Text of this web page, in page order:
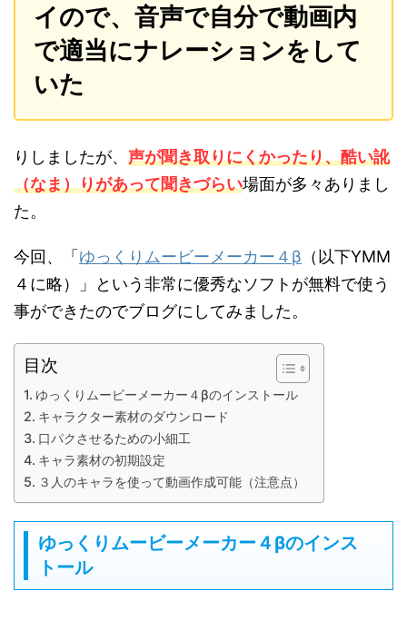
イので、音声で自分で動画内
で適当にナレーションをして
いた
りしましたが、 声が聞き取りにくかったり、酷い訛
（なま）りがあって聞きづらい場面が多々ありまし
た。
今回、「 ゆっくりムービーメーカー４β （以下YMM
４に略）」という非常に優秀なソフトが無料で使う
事ができたのでブログにしてみました。
目次
ゆっくりムービーメーカー４βのインストール
キャラクター素材のダウンロード
口パクさせるための小細工
キャラ素材の初期設定
３人のキャラを使って動画作成可能（注意点）
ゆっくりムービーメーカー４βのインス
トール